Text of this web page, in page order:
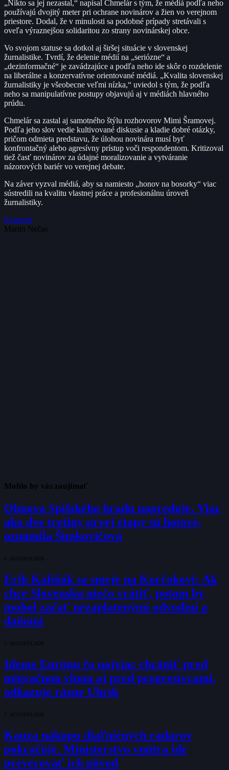
„Nikto sa jej nezastal,“ napísal Chmelár s tým, že médiá podľa neho
používajú dvojitý meter pri ochrane novinárov a žien vo verejnom
priestore. Dodal, že v minulosti sa podobné prípady stretávali s
oveľa výraznejšou solidaritou zo strany novinárskej obce.
Vo svojom statuse sa dotkol aj širšej situácie v slovenskej
žurnalistike. Tvrdí, že delenie médií na „seriózne“ a
„dezinformačné“ je zavádzajúce a podľa neho ide skôr o rozdelenie
na liberálne a konzervatívne orientované médiá. „Kvalita slovenskej
žurnalistiky je všeobecne veľmi nízka,“ uviedol s tým, že podľa
neho sa manipulatívne postupy objavujú aj v médiách hlavného
prúdu.
Chmelár sa zastal aj samotného štýlu rozhovorov Mimi Šramovej.
Podľa jeho slov vedie kultivované diskusie a kladie dobré otázky,
pričom odmieta predstavu, že úlohou novinára musí byť
konfrontačný alebo agresívny prístup voči respondentom. Kritizoval
tiež časť novinárov za údajné moralizovanie a vytváranie
názorových bariér vo verejnej debate.
Na záver vyzval médiá, aby sa namiesto „honov na bosorky“ viac
sústredili na kvalitu vlastnej práce a profesionálnu úroveň
žurnalistiky.
Featured
Martin Nečas
Mohlo by vás zaujímať
Obnova Spišského hradu napreduje. Viac
ako dve tretiny prvej etapy sú hotové,
oznámila Šimkovičová
8. AUGUSTA 2026
Erik Kaliňák sa smeje na Korčokovi: Ak
chce Slovensku niečo vrátiť, potom by
mohol začať nezaplatenými odvodmi a
daňami
7. AUGUSTA 2026
Ideme Európu čo najviac chrániť pred
migračnou vlnou aj pred progresívcami,
odkazuje rázne Uhrík
7. AUGUSTA 2026
Kauza nákupu diaľničných radarov
pokračuje. Ministerstvo vnútra ide
preverovať ich pôvod